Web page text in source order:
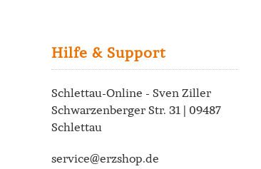
Hilfe & Support
Schlettau-Online - Sven Ziller
Schwarzenberger Str. 31 | 09487
Schlettau
service@erzshop.de